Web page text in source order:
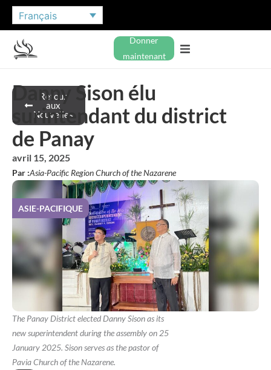
Français
Donner
maintenant
Retour
aux
Nouvelles
Danny Sison élu
surintendant du district
de Panay
avril 15, 2025
Par :Asia-Pacific Region Church of the Nazarene
ASIE-PACIFIQUE
The Panay District elected Danny Sison as its
new superintendent during the assembly on 25
January 2025. Sison serves as the pastor of
Pavia Church of the Nazarene.